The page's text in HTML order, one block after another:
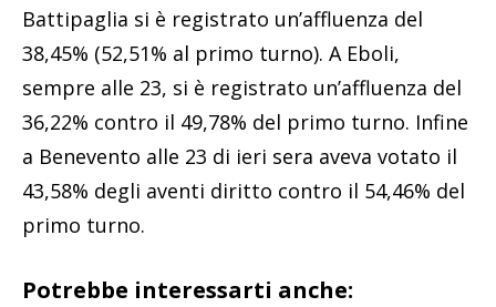
Battipaglia si è registrato un’affluenza del
38,45% (52,51% al primo turno). A Eboli,
sempre alle 23, si è registrato un’affluenza del
36,22% contro il 49,78% del primo turno. Infine
a Benevento alle 23 di ieri sera aveva votato il
43,58% degli aventi diritto contro il 54,46% del
primo turno.
Potrebbe interessarti anche: